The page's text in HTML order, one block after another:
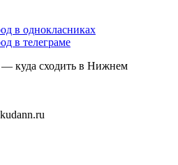
в однокласниках
в телеграме
куда сходить в Нижнем